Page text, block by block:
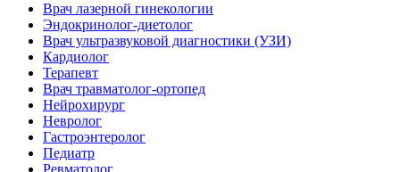
Врач лазерной гинекологии
Эндокринолог-диетолог
Врач ультразвуковой диагностики (УЗИ)
Кардиолог
Терапевт
Врач травматолог-ортопед
Нейрохирург
Невролог
Гастроэнтеролог
Педиатр
Ревматолог